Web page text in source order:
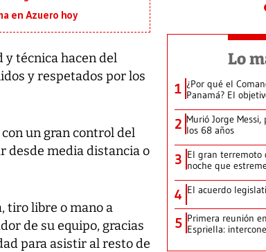
en Azuero hoy
y técnica hacen del
y respetados por los
un gran control del
desde media distancia o
tiro libre o mano a
de su equipo, gracias
para asistir al resto de
Lo
1 ¿Por qué el
Panamá? El
2 Murió Jorge
los 68 años
3 El gran terremoto
noche que
4 El acuerdo
5 Primera reunión
Espriella: